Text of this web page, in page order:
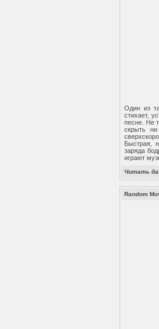
Один из
стихает,
песне. Не
скрыть
Быстрая,
заряда
играют
Читать
Random